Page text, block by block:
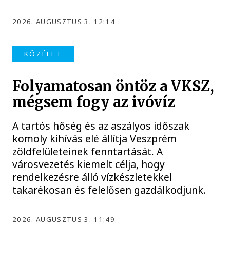
2026. AUGUSZTUS 3. 12:14
KÖZÉLET
Folyamatosan öntöz a VKSZ,
mégsem fogy az ivóvíz
A tartós hőség és az aszályos időszak
komoly kihívás elé állítja Veszprém
zöldfelületeinek fenntartását. A
városvezetés kiemelt célja, hogy
rendelkezésre álló vízkészletekkel
takarékosan és felelősen gazdálkodjunk.
2026. AUGUSZTUS 3. 11:49